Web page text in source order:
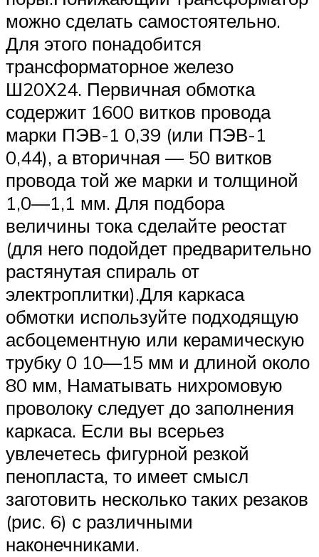
можно сделать самостоятельно.
Для этого понадобится
трансформаторное железо
Ш20Х24. Первичная обмотка
содержит 1600 витков провода
марки ПЭВ-1 0,39 (или ПЭВ-1
0,44), а вторичная — 50 витков
провода той же марки и толщиной
1,0—1,1 мм. Для подбора
величины тока сделайте реостат
(для него подойдет предварительно
растянутая спираль от
электроплитки).Для каркаса
обмотки используйте подходящую
асбоцементную или керамическую
трубку 0 10—15 мм и длиной около
80 мм, Наматывать нихромовую
проволоку следует до заполнения
каркаса. Если вы всерьез
увлечетесь фигурной резкой
пенопласта, то имеет смысл
заготовить несколько таких резаков
(рис. 6) с различными
наконечниками.